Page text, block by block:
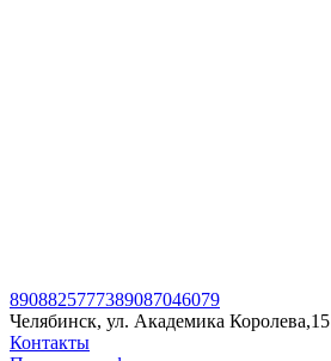
8908825777389087046079
Челябинск, ул. Академика Королева,15
Контакты